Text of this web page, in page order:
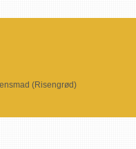
(Risengrød)